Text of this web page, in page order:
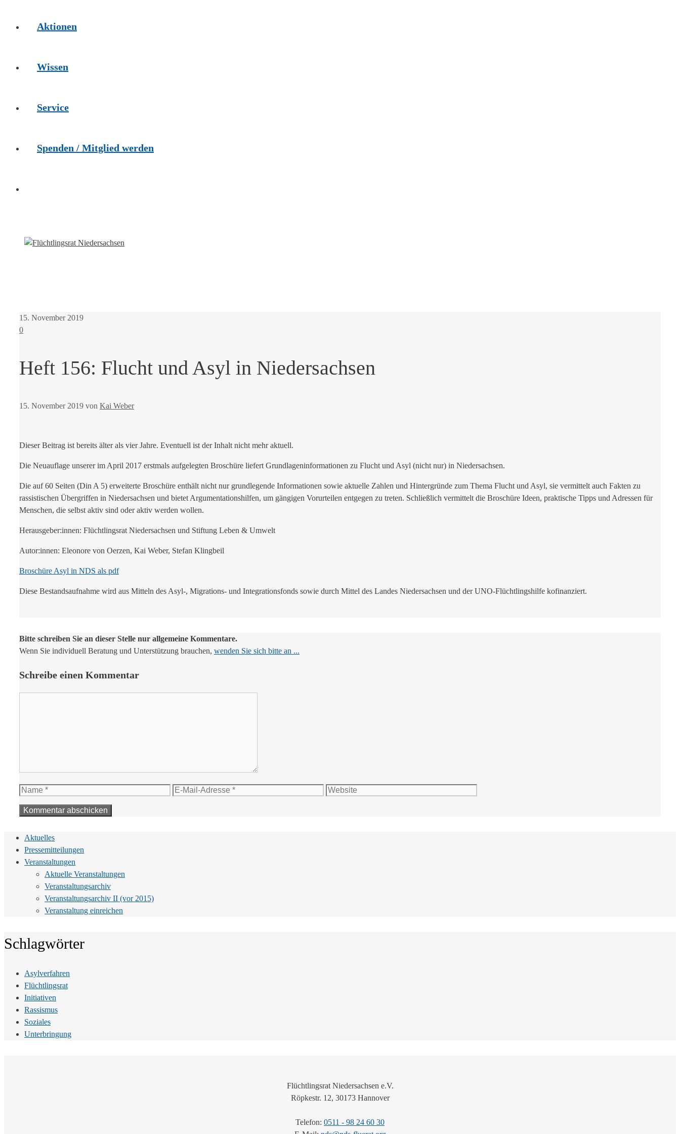
Aktionen
Wissen
Service
Spenden / Mitglied werden
15. November 2019
0
Heft 156: Flucht und Asyl in Niedersachsen
15. November 2019 von Kai Weber
Dieser Beitrag ist bereits älter als vier Jahre. Eventuell ist der Inhalt nicht mehr aktuell.
Die Neuauflage unserer im April 2017 erstmals aufgelegten Broschüre liefert Grundlageninformationen zu Flucht und Asyl (nicht nur) in Niedersachsen.
Die auf 60 Seiten (Din A 5) erweiterte Broschüre enthält nicht nur grundlegende Informationen sowie aktuelle Zahlen und Hintergründe zum Thema Flucht und Asyl, sie vermittelt auch Fakten zu
rassistischen Übergriffen in Niedersachsen und bietet Argumentationshilfen, um gängigen Vorurteilen entgegen zu treten. Schließlich vermittelt die Broschüre Ideen, praktische Tipps und Adressen für
Menschen, die selbst aktiv sind oder aktiv werden wollen.
Herausgeber:innen: Flüchtlingsrat Niedersachsen und Stiftung Leben & Umwelt
Autor:innen: Eleonore von Oerzen, Kai Weber, Stefan Klingbeil
Broschüre Asyl in NDS als pdf
Diese Bestandsaufnahme wird aus Mitteln des Asyl-, Migrations- und Integrationsfonds sowie durch Mittel des Landes Niedersachsen und der UNO-Flüchtlingshilfe kofinanziert.
Bitte schreiben Sie an dieser Stelle nur allgemeine Kommentare.
Wenn Sie individuell Beratung und Unterstützung brauchen, wenden Sie sich bitte an ...
Schreibe einen Kommentar
Name
E-
Website
Aktuelles
Pressemitteilungen
Veranstaltungen
Aktuelle Veranstaltungen
Veranstaltungsarchiv
Veranstaltungsarchiv II (vor 2015)
Veranstaltung einreichen
Schlagwörter
Asylverfahren
Flüchtlingsrat
Initiativen
Rassismus
Soziales
Unterbringung
Flüchtlingsrat Niedersachsen e.V.
Röpkestr. 12, 30173 Hannover
Telefon: 0511 - 98 24 60 30